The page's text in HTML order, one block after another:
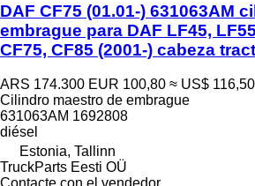
DAF CF75 (01.01-) 631063AM
embrague para DAF LF45,
CF75, CF85 (2001-) cabeza
ARS 174.300 EUR 100,80 ≈ US$ 116,50
Cilindro maestro de embrague
631063AM 1692808
diésel
Estonia, Tallinn
TruckParts Eesti OÜ
Contacte con el vendedor